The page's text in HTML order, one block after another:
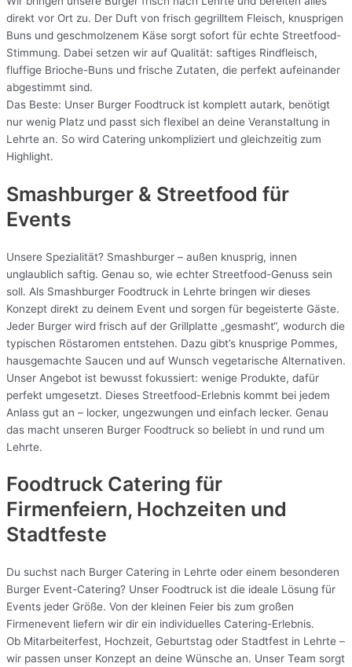
direkt vor Ort zu. Der Duft von frisch gegrilltem Fleisch, knusprigen
Buns und geschmolzenem Käse sorgt sofort für echte Streetfood-
Stimmung. Dabei setzen wir auf Qualität: saftiges Rindfleisch,
fluffige Brioche-Buns und frische Zutaten, die perfekt aufeinander
abgestimmt sind.
Das Beste: Unser Burger Foodtruck ist komplett autark, benötigt
nur wenig Platz und passt sich flexibel an deine Veranstaltung in
Lehrte an. So wird Catering unkompliziert und gleichzeitig zum
Highlight.
Smashburger & Streetfood für
Events
Unsere Spezialität? Smashburger – außen knusprig, innen
unglaublich saftig. Genau so, wie echter Streetfood-Genuss sein
soll. Als Smashburger Foodtruck in Lehrte bringen wir dieses
Konzept direkt zu deinem Event und sorgen für begeisterte Gäste.
Jeder Burger wird frisch auf der Grillplatte „gesmasht“, wodurch die
typischen Röstaromen entstehen. Dazu gibt’s knusprige Pommes,
hausgemachte Saucen und auf Wunsch vegetarische Alternativen.
Unser Angebot ist bewusst fokussiert: wenige Produkte, dafür
perfekt umgesetzt. Dieses Streetfood-Erlebnis kommt bei jedem
Anlass gut an – locker, ungezwungen und einfach lecker. Genau
das macht unseren Burger Foodtruck so beliebt in und rund um
Lehrte.
Foodtruck Catering für
Firmenfeiern, Hochzeiten und
Stadtfeste
Du suchst nach Burger Catering in Lehrte oder einem besonderen
Burger Event-Catering? Unser Foodtruck ist die ideale Lösung für
Events jeder Größe. Von der kleinen Feier bis zum großen
Firmenevent liefern wir dir ein individuelles Catering-Erlebnis.
Ob Mitarbeiterfest, Hochzeit, Geburtstag oder Stadtfest in Lehrte –
wir passen unser Konzept an deine Wünsche an. Unser Team sorgt